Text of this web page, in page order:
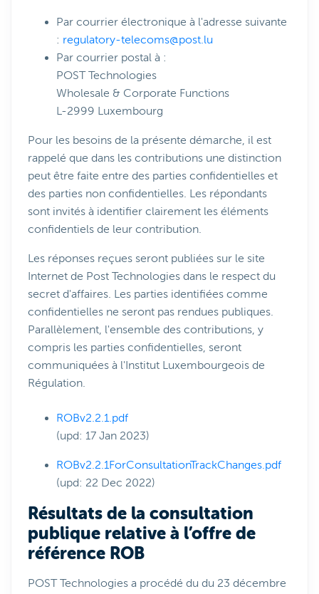
Par courrier électronique à l'adresse suivante
: regulatory-telecoms@post.lu
Par courrier postal à :
POST Technologies
Wholesale & Corporate Functions
L-2999 Luxembourg
Pour les besoins de la présente démarche, il est
rappelé que dans les contributions une distinction
peut être faite entre des parties confidentielles et
des parties non confidentielles. Les répondants
sont invités à identifier clairement les éléments
confidentiels de leur contribution.
Les réponses reçues seront publiées sur le site
Internet de Post Technologies dans le respect du
secret d'affaires. Les parties identifiées comme
confidentielles ne seront pas rendues publiques.
Parallèlement, l'ensemble des contributions, y
compris les parties confidentielles, seront
communiquées à l'Institut Luxembourgeois de
Régulation.
ROBv2.2.1.pdf
(upd: 17 Jan 2023)
ROBv2.2.1ForConsultationTrackChanges.pdf
(upd: 22 Dec 2022)
Résultats de la consultation
publique relative à l’offre de
référence ROB
POST Technologies a procédé du du 23 décembre